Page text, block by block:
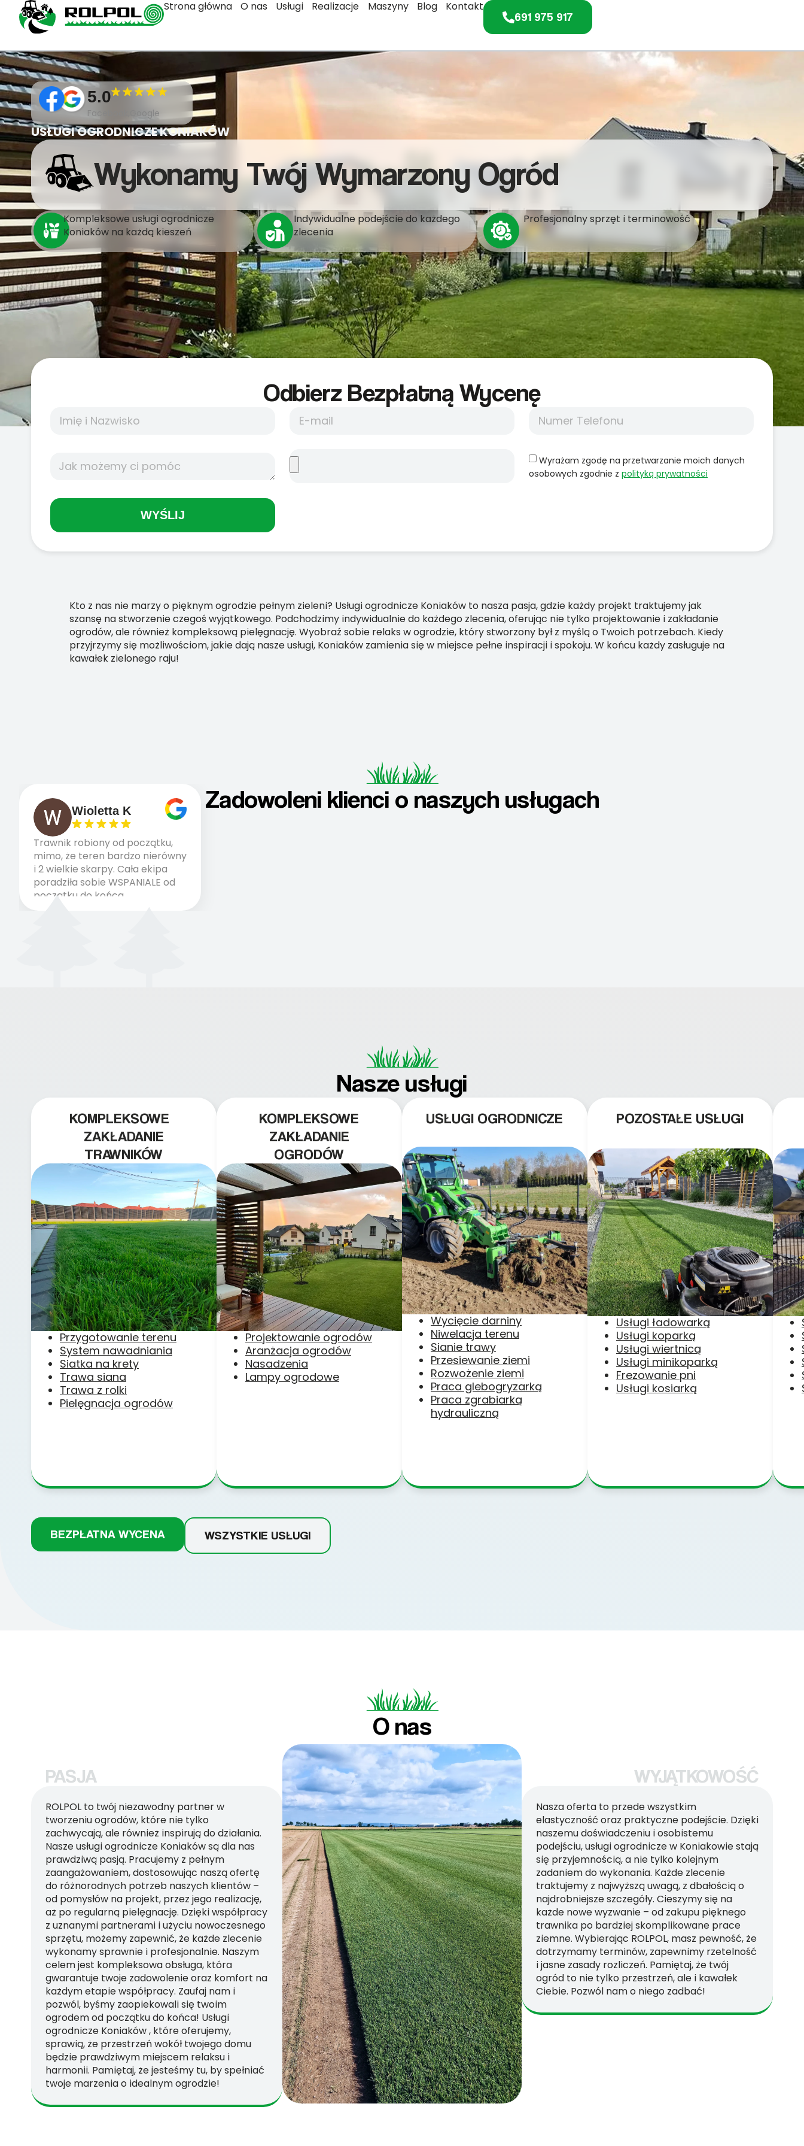
Strona główna O nas Usługi Realizacje Maszyny Blog Kontakt
691 975 917
5.0
Facebook,Google
USŁUGI OGRODNICZE KONIAKÓW
Wykonamy Twój Wymarzony Ogród
Kompleksowe usługi ogrodnicze
Koniaków na każdą kieszeń
Indywidualne podejście do każdego
zlecenia
Profesjonalny sprzęt i terminowość
Odbierz Bezpłatną Wycenę
Wyrażam zgodę na przetwarzanie moich danych
osobowych zgodnie z polityką prywatności
WYŚLIJ
Kto z nas nie marzy o pięknym ogrodzie pełnym zieleni? Usługi ogrodnicze Koniaków to nasza pasja, gdzie każdy projekt traktujemy jak
szansę na stworzenie czegoś wyjątkowego. Podchodzimy indywidualnie do każdego zlecenia, oferując nie tylko projektowanie i zakładanie
ogrodów, ale również kompleksową pielęgnację. Wyobraź sobie relaks w ogrodzie, który stworzony był z myślą o Twoich potrzebach. Kiedy
przyjrzymy się możliwościom, jakie dają nasze usługi, Koniaków zamienia się w miejsce pełne inspiracji i spokoju. W końcu każdy zasługuje na
kawałek zielonego raju!
Zadowoleni klienci o naszych usługach
Wioletta K
Trawnik robiony od początku,
mimo, że teren bardzo nierówny
i 2 wielkie skarpy. Cała ekipa
poradziła sobie WSPANIALE od
początku do końca,
profesionalny sprzęt, panowie
Nasze usługi
KOMPLEKSOWE
ZAKŁADANIE
TRAWNIKÓW
Przygotowanie terenu
System nawadniania
Siatka na krety
Trawa siana
Trawa z rolki
Pielęgnacja ogrodów
KOMPLEKSOWE
ZAKŁADANIE
OGRODÓW
Projektowanie ogrodów
Aranżacja ogrodów
Nasadzenia
Lampy ogrodowe
USŁUGI OGRODNICZE
Wycięcie darniny
Niwelacja terenu
Sianie trawy
Przesiewanie ziemi
Rozwożenie ziemi
Praca glebogryzarką
Praca zgrabiarką
hydrauliczną
POZOSTAŁE USŁUGI
Usługi ładowarką
Usługi koparką
Usługi wiertnicą
Usługi minikoparką
Frezowanie pni
Usługi kosiarką
BEZPŁATNA WYCENA WSZYSTKIE USŁUGI
O nas
PASJA
ROLPOL to twój niezawodny partner w
tworzeniu ogrodów, które nie tylko
zachwycają, ale również inspirują do działania.
Nasze usługi ogrodnicze Koniaków są dla nas
prawdziwą pasją. Pracujemy z pełnym
zaangażowaniem, dostosowując naszą ofertę
do różnorodnych potrzeb naszych klientów –
od pomysłów na projekt, przez jego realizację,
aż po regularną pielęgnację. Dzięki współpracy
z uznanymi partnerami i użyciu nowoczesnego
sprzętu, możemy zapewnić, że każde zlecenie
wykonamy sprawnie i profesjonalnie. Naszym
celem jest kompleksowa obsługa, która
gwarantuje twoje zadowolenie oraz komfort na
każdym etapie współpracy. Zaufaj nam i
pozwól, byśmy zaopiekowali się twoim
ogrodem od początku do końca! Usługi
ogrodnicze Koniaków , które oferujemy,
sprawią, że przestrzeń wokół twojego domu
będzie prawdziwym miejscem relaksu i
harmonii. Pamiętaj, że jesteśmy tu, by spełniać
twoje marzenia o idealnym ogrodzie!
WYJĄTKOWOŚĆ
Nasza oferta to przede wszystkim
elastyczność oraz praktyczne podejście. Dzięki
naszemu doświadczeniu i osobistemu
podejściu, usługi ogrodnicze w Koniakowie stają
się przyjemnością, a nie tylko kolejnym
zadaniem do wykonania. Każde zlecenie
traktujemy z najwyższą uwagą, z dbałością o
najdrobniejsze szczegóły. Cieszymy się na
każde nowe wyzwanie – od zakupu pięknego
trawnika po bardziej skomplikowane prace
ziemne. Wybierając ROLPOL, masz pewność, że
dotrzymamy terminów, zapewnimy rzetelność
i jasne zasady rozliczeń. Pamiętaj, że twój
ogród to nie tylko przestrzeń, ale i kawałek
Ciebie. Pozwól nam o niego zadbać!